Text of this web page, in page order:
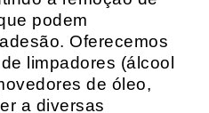
podem
Oferecemos
limpadores (álcool
de óleo,
a diversas